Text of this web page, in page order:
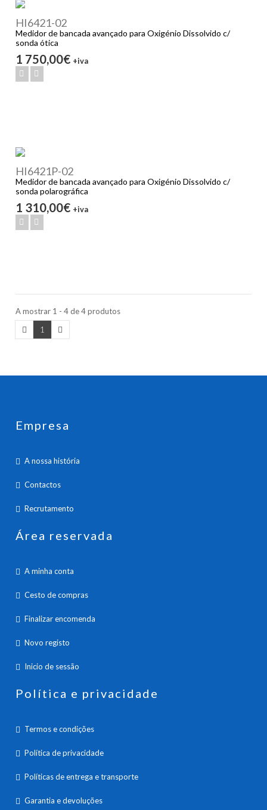
HI6421-02
Medidor de bancada avançado para Oxigénio Dissolvido c/
sonda ótica
1 750,00€ +iva
HI6421P-02
Medidor de bancada avançado para Oxigénio Dissolvido c/
sonda polarográfica
1 310,00€ +iva
A mostrar 1 - 4 de 4 produtos
1
Empresa
A nossa história
Contactos
Recrutamento
Área reservada
A minha conta
Cesto de compras
Finalizar encomenda
Novo registo
Inicio de sessão
Política e privacidade
Termos e condições
Política de privacidade
Políticas de entrega e transporte
Garantia e devoluções